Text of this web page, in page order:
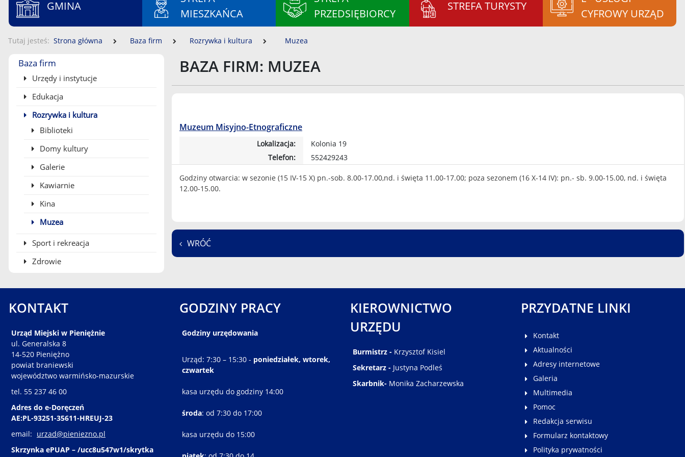
GMINA
MIESZKAŃCA
PRZEDSIĘBIORCY
STREFA TURYSTY
CYFROWY URZĄD
Tutaj jesteś Strona główna Baza firm Rozrywka i kultura Muzea
Menu boczne
Baza firm
Urzędy i instytucje
Edukacja
Rozrywka i kultura
Biblioteki
Domy kultury
Galerie
Kawiarnie
Kina
Muzea
Sport i rekreacja
Zdrowie
BAZA FIRM: MUZEA
Muzeum Misyjno-Etnograficzne
Lokalizacja:
Kolonia 19
Telefon:
552429243
Godziny otwarcia: w sezonie (15 IV-15 X) pn.-sob. 8.00-17.00,nd. i święta 11.00-17.00; poza sezonem (16 X-14 IV): pn.- sb. 9.00-15.00, nd. i święta
12.00-15.00.
WRÓĆ
KONTAKT
Urząd Miejski w Pieniężnie
ul. Generalska 8
14-520 Pieniężno
powiat braniewski
województwo warmińsko-mazurskie
tel. 55 237 46 00
Adres do e-Doręczeń
AE:PL-93251-35611-HREUJ-23
email: urzad@pieniezno.pl
Skrzynka ePUAP – /ucc8u547w1/skrytka
GODZINY PRACY
Godziny urzędowania
Urząd: 7:30 – 15:30 - poniedziałek, wtorek,
czwartek
kasa urzędu do godziny 14:00
środa: od 7:30 do 17:00
kasa urzędu do 15:00
KIEROWNICTWO
URZĘDU
Burmistrz - Krzysztof Kisiel
Sekretarz - Justyna Podleś
Skarbnik- Monika Zacharzewska
PRZYDATNE LINKI
Kontakt
Aktualności
Adresy internetowe
Galeria
Multimedia
Pomoc
Redakcja serwisu
Formularz kontaktowy
Polityka prywatności